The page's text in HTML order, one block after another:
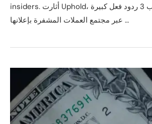
insiders. أثارت Uphold، البلاد المالية على ويب 3 ردود فعل كبيرة
عبر مجتمع العملات المشفرة بإعلانها …